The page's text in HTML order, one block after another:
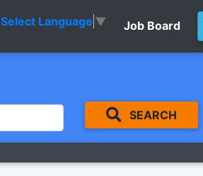
Select Language ▼ Job Board
SEARCH